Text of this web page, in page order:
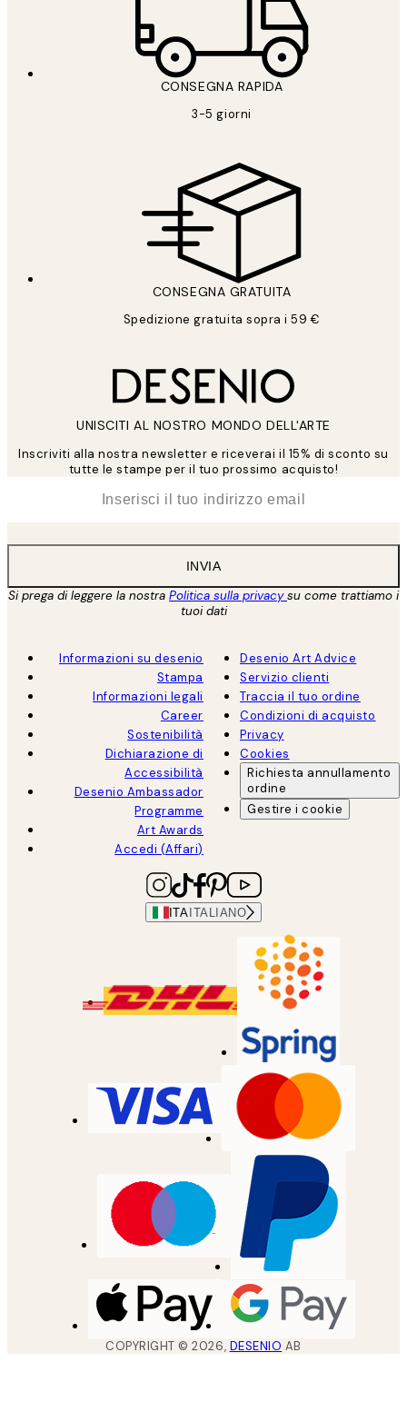
CONSEGNA RAPIDA
3-5 giorni
CONSEGNA GRATUITA
Spedizione gratuita sopra i 59 €
UNISCITI AL NOSTRO MONDO DELL'ARTE
Inscriviti alla nostra newsletter e riceverai il 15% di sconto su
tutte le stampe per il tuo prossimo acquisto!
INVIA
Si prega di leggere la nostra Politica sulla privacysu come trattiamo i
tuoi dati
Informazioni su desenio
Stampa
Informazioni legali
Career
Sostenibilità
Dichiarazione di
Accessibilità
Desenio Ambassador
Programme
Art Awards
Accedi (Affari)
Desenio Art Advice
Servizio clienti
Traccia il tuo ordine
Condizioni di acquisto
Privacy
Cookies
Richiesta annullamento
ordine
Gestire i cookie
ITA ITALIANO
COPYRIGHT ©2026, DESENIO AB